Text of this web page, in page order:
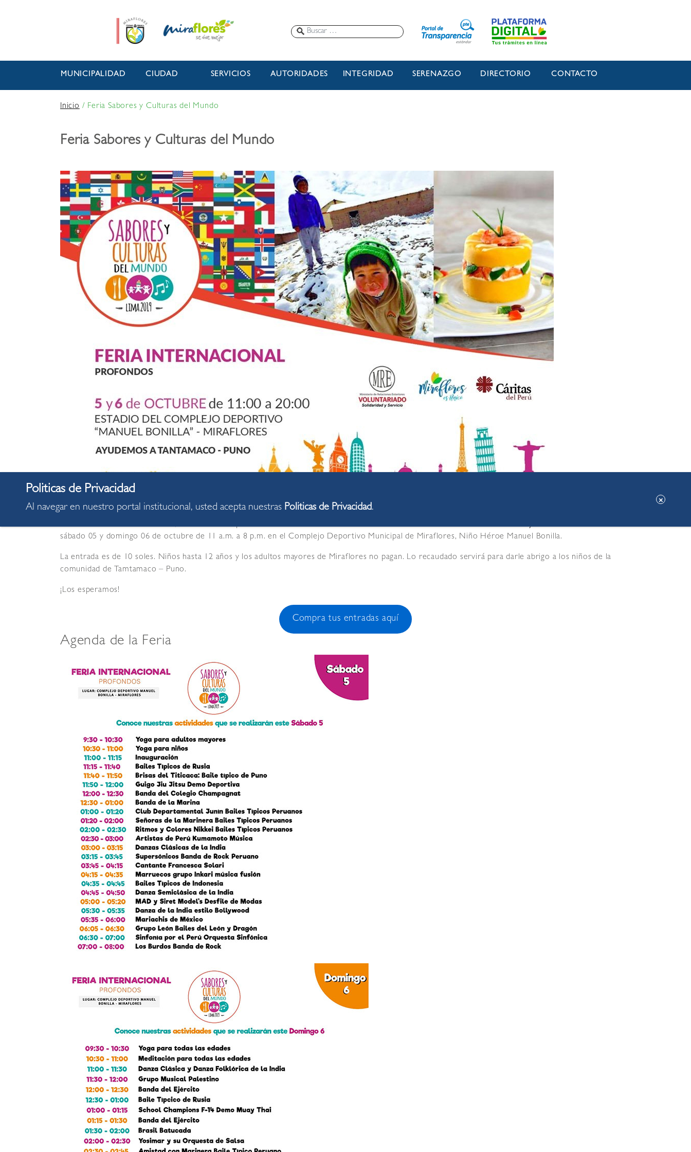
MUNICIPALIDAD CIUDAD SERVICIOS AUTORIDADES INTEGRIDAD SERENAZGO DIRECTORIO CONTACTO
Inicio/ Feria Sabores y Culturas del Mundo
Feria Sabores y Culturas del Mundo
Estimados vecinos miraflorinos, los invitamos a pasar un fin de semana diferente en la Feria Internacional Profondos «Sabores y Culturas del Mundo» este
sábado 05 y domingo 06 de octubre de 11 a.m. a 8 p.m. en el Complejo Deportivo Municipal de Miraflores, Niño Héroe Manuel Bonilla.
La entrada es de 10 soles. Niños hasta 12 años y los adultos mayores de Miraflores no pagan. Lo recaudado servirá para darle abrigo a los niños de la
comunidad de Tamtamaco – Puno.
¡Los esperamos!
Compra tus entradas aquí
Agenda de la Feria
Al navegar en nuestro portal institucional, usted acepta nuestras Politicas de Privacidad.